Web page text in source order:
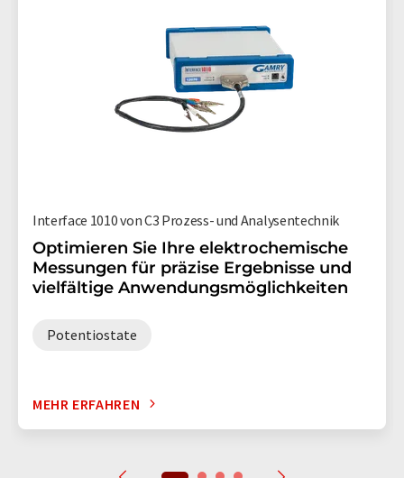
Interface 1010 von C3 Prozess- und Analysentechnik
Optimieren Sie Ihre elektrochemische
Messungen für präzise Ergebnisse und
vielfältige Anwendungsmöglichkeiten
Potentiostate
MEHR ERFAHREN